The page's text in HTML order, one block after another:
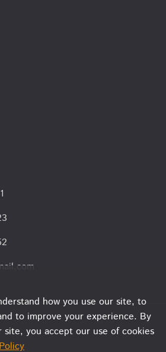
how you use our site, to
to improve your experience. By
you accept our use of cookies